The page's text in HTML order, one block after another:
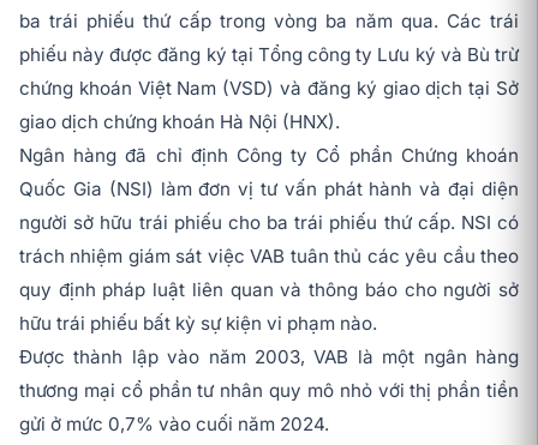
ba trái phiếu thứ cấp trong vòng ba năm qua. Các trái
phiếu này được đăng ký tại Tổng công ty Lưu ký và Bù trừ
chứng khoán Việt Nam (VSD) và đăng ký giao dịch tại Sở
giao dịch chứng khoán Hà Nội (HNX).
Ngân hàng đã chỉ định Công ty Cổ phần Chứng khoán
Quốc Gia (NSI) làm đơn vị tư vấn phát hành và đại diện
người sở hữu trái phiếu cho ba trái phiếu thứ cấp. NSI có
trách nhiệm giám sát việc VAB tuân thủ các yêu cầu theo
quy định pháp luật liên quan và thông báo cho người sở
hữu trái phiếu bất kỳ sự kiện vi phạm nào.
Được thành lập vào năm 2003, VAB là một ngân hàng
thương mại cổ phần tư nhân quy mô nhỏ với thị phần tiền
gửi ở mức 0,7% vào cuối năm 2024.